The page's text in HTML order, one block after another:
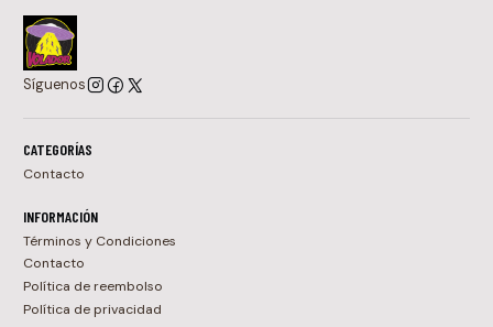
Síguenos
CATEGORÍAS
Contacto
INFORMACIÓN
Términos y Condiciones
Contacto
Política de reembolso
Política de privacidad